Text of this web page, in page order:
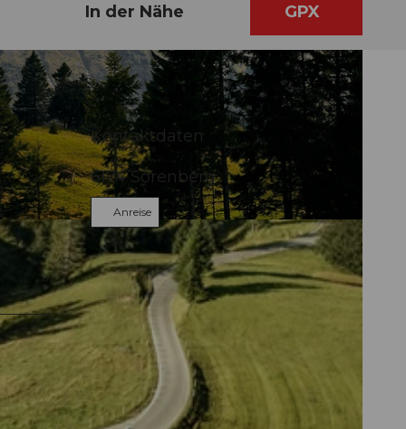
In der Nähe GPX
Kontaktdaten
6174Sörenberg
Anreise